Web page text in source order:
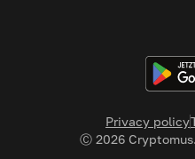
Privacy policy
Ⓒ 2026